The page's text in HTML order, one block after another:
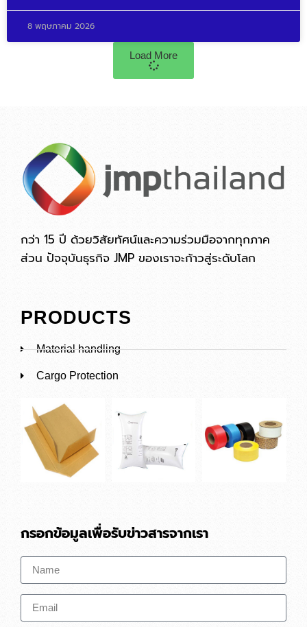
8 พฤษภาคม 2026
Load More
กว่า 15 ปี ด้วยวิสัยทัศน์และความร่วมมือจากทุกภาค
ส่วน ปัจจุบันธุรกิจ JMP ของเราจะก้าวสู่ระดับโลก
PRODUCTS
Material handling
Cargo Protection
กรอกข้อมูลเพื่อรับข่าวสารจากเรา